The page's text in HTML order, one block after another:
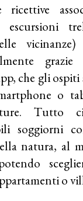
escursioni
vicinanze)
grazie
che gli
o
Tutto
soggiorni
natura, al
o